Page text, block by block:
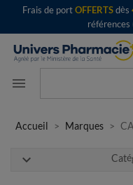
Frais de portOFFERTSdès
menu
Accueil Marques
expand_more